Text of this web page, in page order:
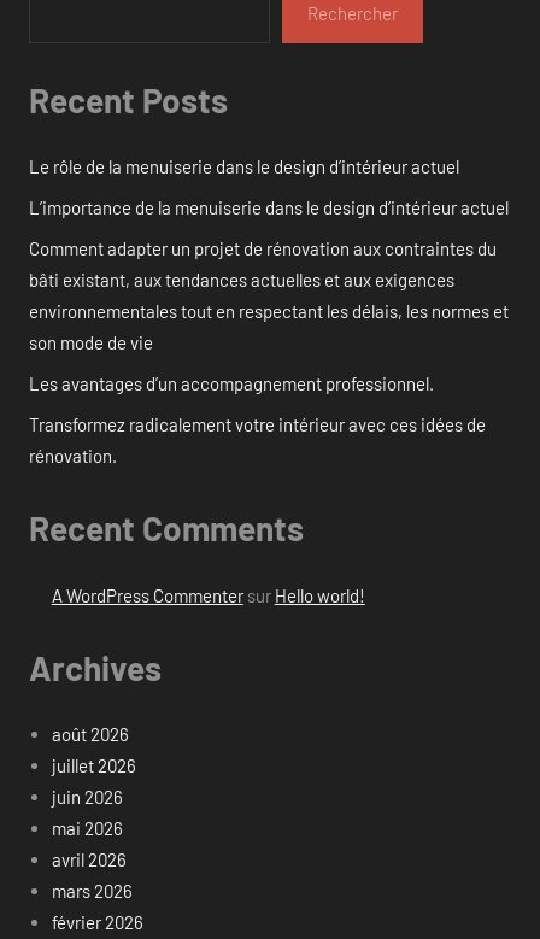
Rechercher
Recent Posts
Le rôle de la menuiserie dans le design d’intérieur actuel
L’importance de la menuiserie dans le design d’intérieur actuel
Comment adapter un projet de rénovation aux contraintes du
bâti existant, aux tendances actuelles et aux exigences
environnementales tout en respectant les délais, les normes et
son mode de vie
Les avantages d’un accompagnement professionnel.
Transformez radicalement votre intérieur avec ces idées de
rénovation.
Recent Comments
A WordPress Commentersur Hello world!
Archives
août 2026
juillet 2026
juin 2026
mai 2026
avril 2026
mars 2026
février 2026